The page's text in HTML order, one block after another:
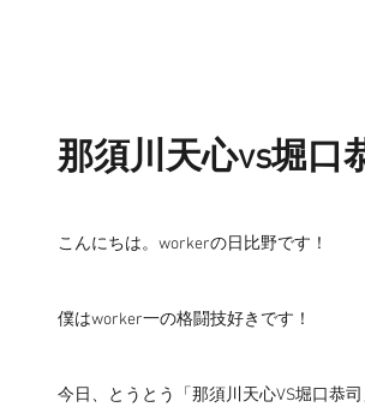
那須川天心vs堀口
こんにちは。workerの日比野です！
僕はworker一の格闘技好きです！
今日、とうとう「那須川天心VS堀口恭